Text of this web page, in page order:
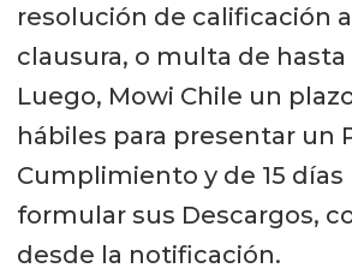
resolución de calificación
clausura, o multa de hasta
Luego, Mowi Chile un
hábiles para presentar un
Cumplimiento y de 15 días
formular sus Descargos,
desde la notificación.